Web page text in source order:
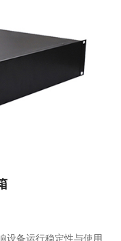
设备运行稳定性与使用